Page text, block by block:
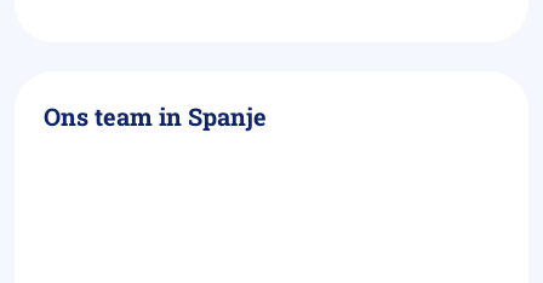
Ons team in Spanje